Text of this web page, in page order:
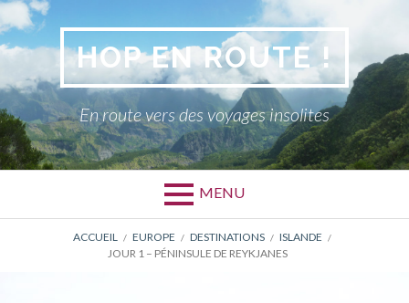
Aller
au
contenu
HOP EN ROUTE !
En route vers des voyages insolites
MENU
ACCUEIL EUROPE DESTINATIONS
ISLANDE
JOUR 1 – PÉNINSULE DE REYKJANES